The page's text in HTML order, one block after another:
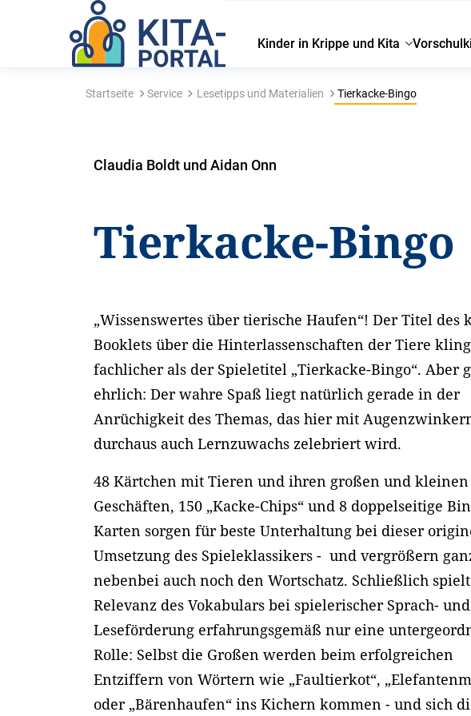
Kinder in Krippe und Kita
Startseite Service Lesetipps und Materialien Tierkacke-Bingo
Claudia Boldt und Aidan Onn
Tierkacke-Bingo
„Wissenswertes über tierische Haufen“! Der Titel des
Booklets über die Hinterlassenschaften der Tiere
fachlicher als der Spieletitel „Tierkacke-Bingo“. Aber
ehrlich: Der wahre Spaß liegt natürlich gerade in der
Anrüchigkeit des Themas, das hier mit
durchaus auch Lernzuwachs zelebriert wird.
48 Kärtchen mit Tieren und ihren großen und kleinen
Geschäften, 150 „Kacke-Chips“ und 8 doppelseitige
Karten sorgen für beste Unterhaltung bei dieser
Umsetzung des Spieleklassikers - und vergrößern
nebenbei auch noch den Wortschatz. Schließlich
Relevanz des Vokabulars bei spielerischer Sprach- und
Leseförderung erfahrungsgemäß nur eine
Rolle: Selbst die Großen werden beim erfolgreichen
Entziffern von Wörtern wie „Faultierkot“,
oder „Bärenhaufen“ ins Kichern kommen - und sich